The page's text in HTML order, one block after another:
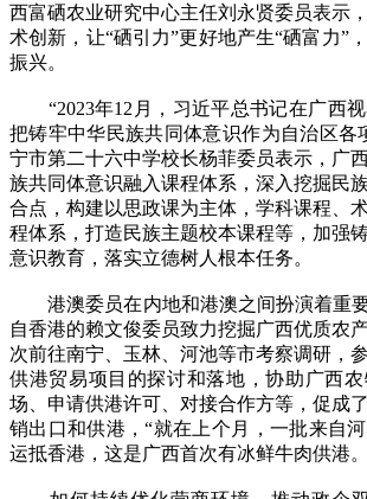
西富硒农业研究中心主任刘永贤委员表示
术创新，让“硒引力”更好地产生“硒富力”
振兴。
“2023年12月，习近平总书记在广西视
把铸牢中华民族共同体意识作为自治区各
宁市第二十六中学校长杨菲委员表示，广
族共同体意识融入课程体系，深入挖掘民
合点，构建以思政课为主体，学科课程、
程体系，打造民族主题校本课程等，加强
意识教育，落实立德树人根本任务。
港澳委员在内地和港澳之间扮演着重要
自香港的赖文俊委员致力挖掘广西优质农
次前往南宁、玉林、河池等市考察调研，
供港贸易项目的探讨和落地，协助广西
场、申请供港许可、对接合作方等，促成
销出口和供港，“就在上个月，一批来自
运抵香港，这是广西首次有冰鲜牛肉供港